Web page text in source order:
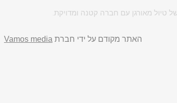
טיול מאורגן עם חברה קטנה ומדויקת.
האתר מקודם על ידי חברת Vamos media